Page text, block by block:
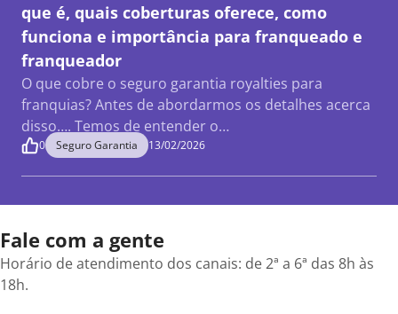
que é, quais coberturas oferece, como
funciona e importância para franqueado e
franqueador
O que cobre o seguro garantia royalties para
franquias? Antes de abordarmos os detalhes acerca
disso…. Temos de entender o…
0 Seguro Garantia 13/02/2026
Fale com a gente
Horário de atendimento dos canais: de 2ª a 6ª das 8h às
18h.